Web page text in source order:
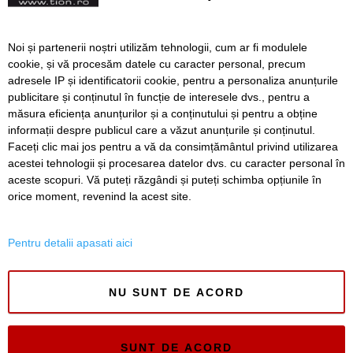
FOTO. Coadă la un centru
de vaccinare din Timișoara.
Au fost probleme cu
registrul care dă
adeverințele
Înapoi Înainte
SERVICII Redactia
Folosinta Cookie-urilor
Noi și partenerii noștri utilizăm tehnologii, cum ar fi modulele
cookie, și vă procesăm datele cu caracter personal, precum
adresele IP și identificatorii cookie, pentru a personaliza anunțurile
publicitare și conținutul în funcție de interesele dvs., pentru a
măsura eficiența anunțurilor și a conținutului și pentru a obține
informații despre publicul care a văzut anunțurile și conținutul.
Faceți clic mai jos pentru a vă da consimțământul privind utilizarea
acestei tehnologii și procesarea datelor dvs. cu caracter personal în
aceste scopuri. Vă puteți răzgândi și puteți schimba opțiunile în
orice moment, revenind la acest site.
Pentru detalii apasati aici
NU SUNT DE ACORD
SUNT DE ACORD